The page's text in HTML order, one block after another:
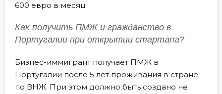
600 евро в месяц.
Как получить ПМЖ и гражданство в
Португалии при открытии стартапа?
Бизнес-иммигрант получает ПМЖ в
Португалии после 5 лет проживания в стране
по ВНЖ. При этом должно быть создано не